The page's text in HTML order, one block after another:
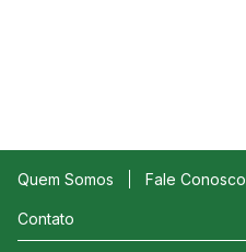
Quem Somos Fale Conosco
Contato